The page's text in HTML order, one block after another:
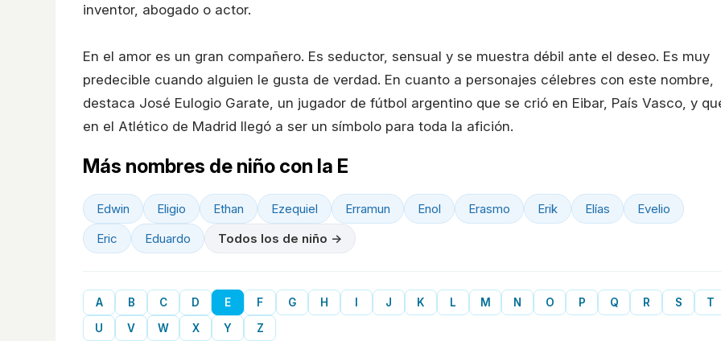
inventor, abogado o actor.
En el amor es un gran compañero. Es seductor, sensual y se muestra débil ante el deseo. Es muy
predecible cuando alguien le gusta de verdad. En cuanto a personajes célebres con este nombre,
destaca José Eulogio Garate, un jugador de fútbol argentino que se crió en Eibar, País Vasco, y
en el Atlético de Madrid llegó a ser un símbolo para toda la afición.
Más nombres de niño con la E
Edwin Eligio Ethan Ezequiel Erramun Enol Erasmo Erik Elías
Evelio
Eric
Eduardo Todos los de niño →
A B C D E F G H J K L M N O P Q R S
T
U
V W X Y Z